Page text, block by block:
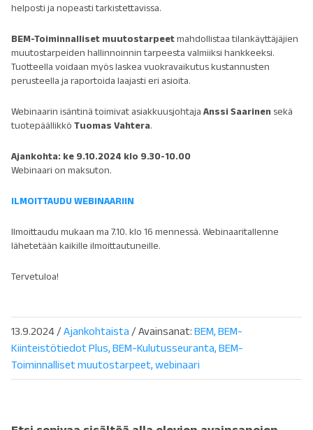
helposti ja nopeasti tarkistettavissa.
BEM-Toiminnalliset muutostarpeetmahdollistaa tilankäyttäjäjien
muutostarpeiden hallinnoinnin tarpeesta valmiiksi hankkeeksi.
Tuotteella voidaan myös laskea vuokravaikutus kustannusten
perusteella ja raportoida laajasti eri asioita.
Webinaarin isäntinä toimivat asiakkuusjohtaja Anssi Saarinen sekä
tuotepäällikkö Tuomas Vahtera.
Ajankohta: ke 9.10.2024 klo 9.30-10.00
Webinaari on maksuton.
ILMOITTAUDU WEBINAARIIN
Ilmoittaudu mukaan ma 7.10. klo 16 mennessä. Webinaaritallenne
lähetetään kaikille ilmoittautuneille.
Tervetuloa!
13.9.2024 /Ajankohtaista / Avainsanat: BEM BEM-
Kiinteistötiedot Plus BEM-Kulutusseuranta BEM-
Toiminnalliset muutostarpeet webinaari